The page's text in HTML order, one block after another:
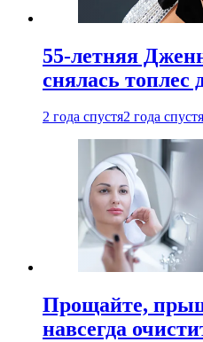
55-летняя
снялась топлес
2 года спустя2 года спустя
Прощайте,
навсегда